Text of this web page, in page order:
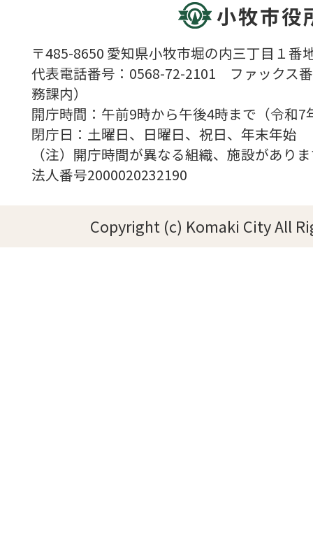
小牧市役
〒485-8650 愛知県小牧市堀の内三丁目１番
代表電話番号：0568-72-2101 ファックス
務課内）
開庁時間：午前9時から午後4時まで（令
閉庁日：土曜日、日曜日、祝日、年末年始
（注）開庁時間が異なる組織、施設があり
法人番号2000020232190
Copyright (c) Komaki City All